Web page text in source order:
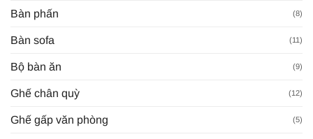
Bàn phấn (8)
Bàn sofa (11)
Bộ bàn ăn (9)
Ghế chân quỳ (12)
Ghế gấp văn phòng (5)